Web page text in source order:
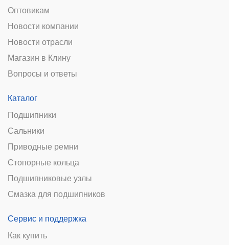
Оптовикам
Новости компании
Новости отрасли
Магазин в Клину
Вопросы и ответы
Каталог
Подшипники
Сальники
Приводные ремни
Стопорные кольца
Подшипниковые узлы
Смазка для подшипников
Сервис и поддержка
Как купить